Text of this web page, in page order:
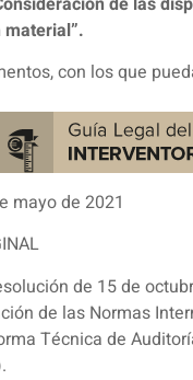
con los que
mayo de 2021
de 15 de
de las Normas
Técnica de